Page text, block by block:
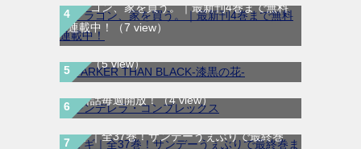
ドラゴン、家を買う。｜最新刊4巻まで無料
連載中！
（7 view）
DARKER THAN BLACK-漆黒の花-｜全4巻完
結！マンガUP!で最終巻まで全巻無料配信
中！（5 view）
シンデレラ・コンプレックス｜マンガMeeで
無料話毎週開放！（4 view）
マギ｜全37巻！サンデーうぇぶりで最終巻